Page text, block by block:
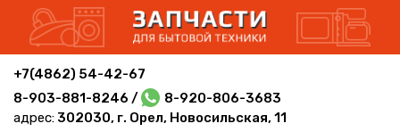
+7(4862) 54-42-67
8-903-881-8246 /
8-920-806-3683
адрес: 302030, г. Орел, Новосильская, 11